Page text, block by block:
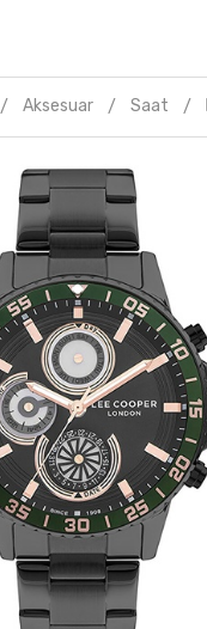
/ Aksesuar / Saat /